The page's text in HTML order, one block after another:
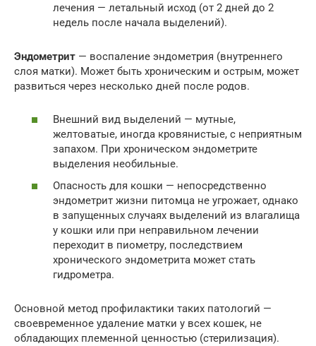
лечения — летальный исход (от 2 дней до 2
недель после начала выделений).
Эндометрит — воспаление эндометрия (внутреннего
слоя матки). Может быть хроническим и острым, может
развиться через несколько дней после родов.
Внешний вид выделений — мутные,
желтоватые, иногда кровянистые, с неприятным
запахом. При хроническом эндометрите
выделения необильные.
Опасность для кошки — непосредственно
эндометрит жизни питомца не угрожает, однако
в запущенных случаях выделений из влагалища
у кошки или при неправильном лечении
переходит в пиометру, последствием
хронического эндометрита может стать
гидрометра.
Основной метод профилактики таких патологий —
своевременное удаление матки у всех кошек, не
обладающих племенной ценностью (стерилизация).